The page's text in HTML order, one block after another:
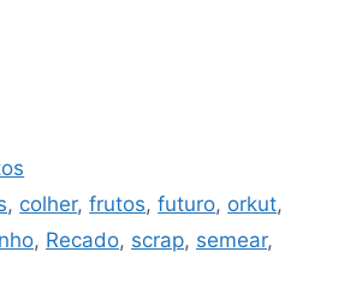
, colher,frutos,futuro, orkut,
, Recado, scrap, semear,